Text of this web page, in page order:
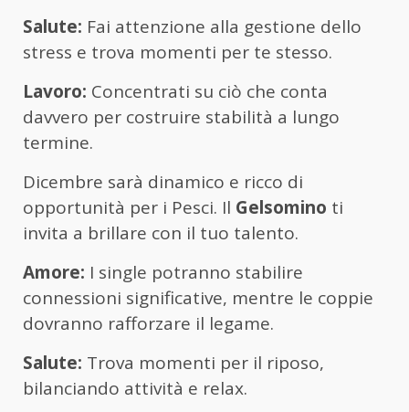
Salute: Fai attenzione alla gestione dello
stress e trova momenti per te stesso.
Lavoro: Concentrati su ciò che conta
davvero per costruire stabilità a lungo
termine.
Dicembre sarà dinamico e ricco di
opportunità per i Pesci. Il Gelsomino ti
invita a brillare con il tuo talento.
Amore: I single potranno stabilire
connessioni significative, mentre le coppie
dovranno rafforzare il legame.
Salute: Trova momenti per il riposo,
bilanciando attività e relax.